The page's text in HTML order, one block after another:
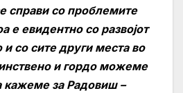
справи со проблемите
е евидентно со развојот
со сите други места во
и гордо можеме
кажеме за Радовиш –